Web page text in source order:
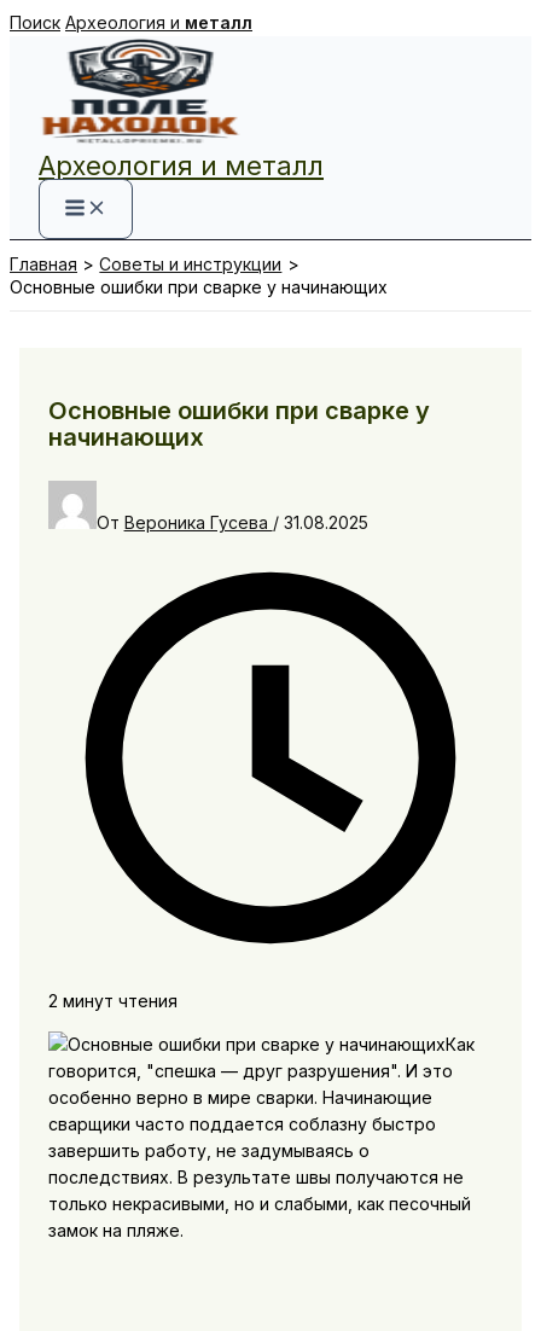
Перейти
содержимому
Поиск Археология и металл
Археология и металл
Главная
Советы и инструкции
Основные ошибки при сварке у начинающих
Основные ошибки при сварке у
начинающих
От Вероника Гусева / 31.08.2025
2 минут чтения
Как
говорится, "спешка — друг разрушения". И это
особенно верно в мире сварки. Начинающие
сварщики часто поддается соблазну быстро
завершить работу, не задумываясь о
последствиях. В результате швы получаются не
только некрасивыми, но и слабыми, как песочный
замок на пляже.